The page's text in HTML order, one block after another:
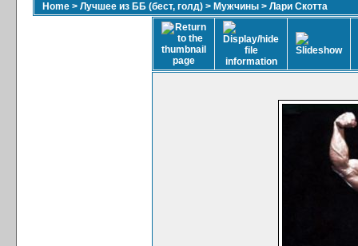
Home > Лучшее из ББ (бест, голд) > Мужчины > Лари Скотта